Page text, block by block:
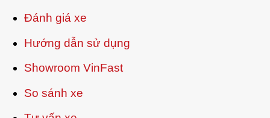
Đánh giá xe
Hướng dẫn sử dụng
Showroom VinFast
So sánh xe